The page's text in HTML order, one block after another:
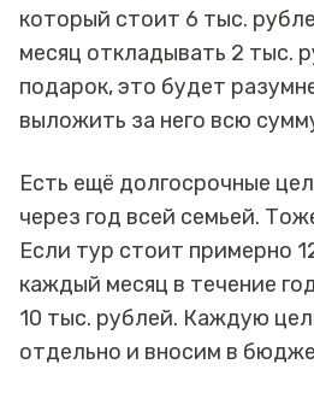
который стоит 6 тыс.
месяц откладывать 2 тыс.
подарок, это будет
выложить за него всю
Есть ещё долгосрочные
через год всей семьей.
Если тур стоит примерно
каждый месяц в течение
10 тыс. рублей. Каждую
отдельно и вносим в